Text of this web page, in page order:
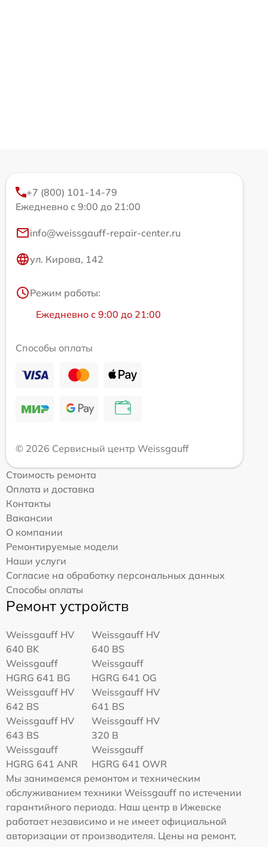
+7 (800) 101-14-79
Ежедневно с 9:00 до 21:00
info@weissgauff-repair-center.ru
ул. Кирова, 142
Режим работы:
Ежедневно с 9:00 до 21:00
Способы оплаты
© 2026 Сервисный центр Weissgauff
Стоимость ремонта
Оплата и доставка
Контакты
Вакансии
О компании
Ремонтируемые модели
Наши услуги
Согласие на обработку персональных данных
Способы оплаты
Ремонт устройств
Weissgauff HV
640 BK
Weissgauff HV
640 BS
Weissgauff
HGRG 641 BG
Weissgauff
HGRG 641 OG
Weissgauff HV
642 BS
Weissgauff HV
641 BS
Weissgauff HV
643 BS
Weissgauff HV
320 B
Weissgauff
HGRG 641 ANR
Weissgauff
HGRG 641 OWR
Мы занимаемся ремонтом и техническим
обслуживанием техники Weissgauff по истечении
гарантийного периода. Наш центр в Ижевске
работает независимо и не имеет официальной
авторизации от производителя. Цены на ремонт,